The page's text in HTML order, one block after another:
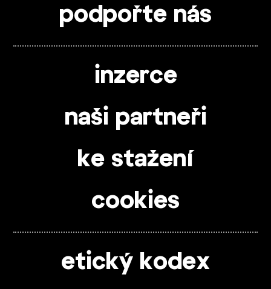
podpořte nás
inzerce
naši partneři
ke stažení
cookies
etický kodex